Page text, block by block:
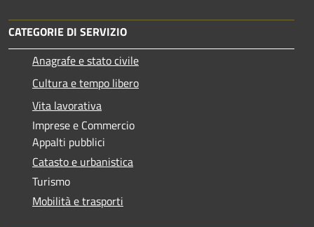
CATEGORIE DI SERVIZIO
Anagrafe e stato civile
Cultura e tempo libero
Vita lavorativa
Imprese e Commercio
Appalti pubblici
Catasto e urbanistica
Turismo
Mobilità e trasporti